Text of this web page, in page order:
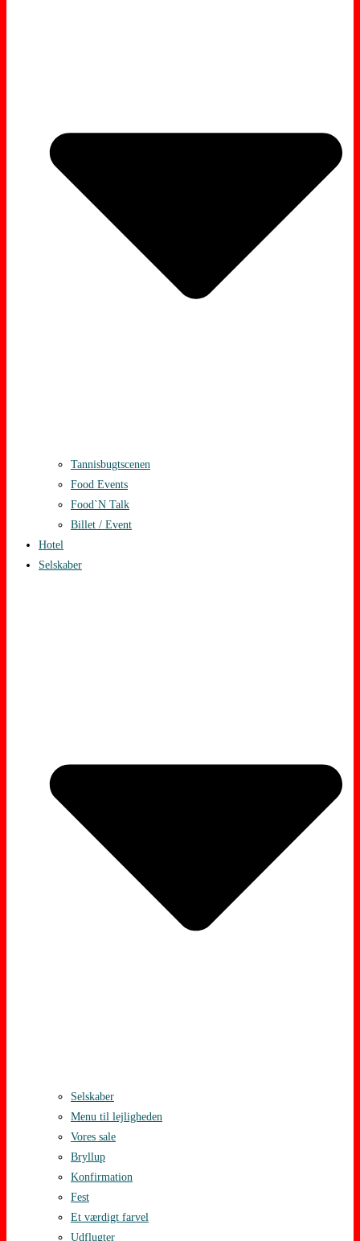
Tannisbugtscenen
Food Events
Food`N Talk
Billet / Event
Hotel
Selskaber
Selskaber
Menu til lejligheden
Vores sale
Bryllup
Konfirmation
Fest
Et værdigt farvel
Udflugter